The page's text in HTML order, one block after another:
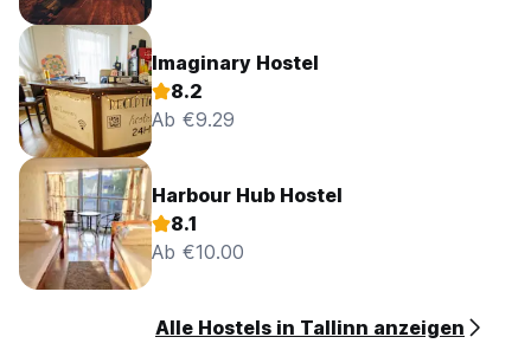
Imaginary Hostel
8.2
Ab €9.29
Harbour Hub Hostel
8.1
Ab €10.00
Alle Hostels in Tallinn anzeigen